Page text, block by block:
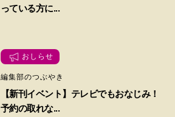
っている方に...
おしらせ
編集部のつぶやき
【新刊イベント】テレビでもおなじみ！
予約の取れな...